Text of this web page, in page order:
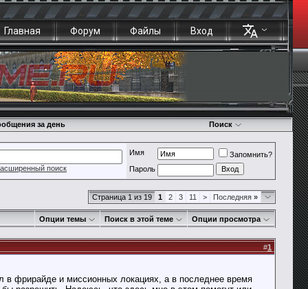
Главная Форум Файлы Вход
за день Поиск
поиск
Имя
Запомнить?
Пароль
Страница 1 из 19 1 2 3 11 > Последняя »
Опции темы Поиск в этой теме Опции просмотра
#1
фрирайде и миссионных локациях, а в последнее время